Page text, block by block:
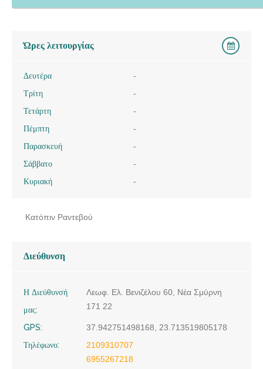
Ώρες λειτουργίας
Δευτέρα
-
Τρίτη
-
Τετάρτη
-
Πέμπτη
-
Παρασκευή
-
Σάββατο
-
Κυριακή
-
Κατόπιν Ραντεβού
Διεύθυνση
Η Διεύθυνσή
μας:
Λεωφ. Ελ. Βενιζέλου 60, Νέα Σμύρνη
171 22
GPS:
37.942751498168, 23.713519805178
Τηλέφωνο:
2109310707
6955267218